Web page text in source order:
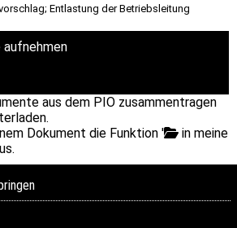
Entlastung der Betriebsleitung
aufnehmen
aus dem PIO zusammentragen
Dokument die Funktion '
in meine